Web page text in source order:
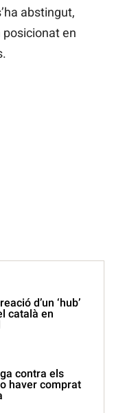
abstingut,
posicionat en
d’un ‘hub’
català en
contra els
haver comprat